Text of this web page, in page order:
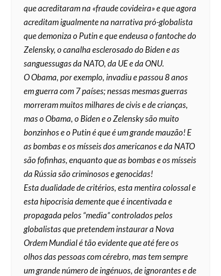
que acreditaram na «fraude covideira» e que agora
acreditam igualmente na narrativa pró-globalista
que demoniza o Putin e que endeusa o fantoche do
Zelensky, o canalha esclerosado do Biden e as
sanguessugas da NATO, da UE e da ONU.
O Obama, por exemplo, invadiu e passou 8 anos
em guerra com 7 países; nessas mesmas guerras
morreram muitos milhares de civis e de crianças,
mas o Obama, o Biden e o Zelensky são muito
bonzinhos e o Putin é que é um grande mauzão! E
as bombas e os mísseis dos americanos e da NATO
são fofinhas, enquanto que as bombas e os mísseis
da Rússia são criminosos e genocidas!
Esta dualidade de critérios, esta mentira colossal e
esta hipocrisia demente que é incentivada e
propagada pelos “media” controlados pelos
globalistas que pretendem instaurar a Nova
Ordem Mundial é tão evidente que até fere os
olhos das pessoas com cérebro, mas tem sempre
um grande número de ingénuos, de ignorantes e de